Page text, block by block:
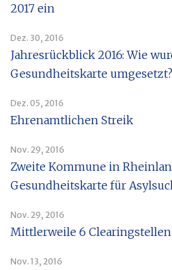
2017 ein
Dez. 30, 2016
Jahresrückblick 2016: Wie
Gesundheitskarte umgesetzt?
Dez. 05, 2016
Ehrenamtlichen Streik
Nov. 29, 2016
Zweite Kommune in
Gesundheitskarte für
Nov. 29, 2016
Mittlerweile 6
Nov. 13, 2016